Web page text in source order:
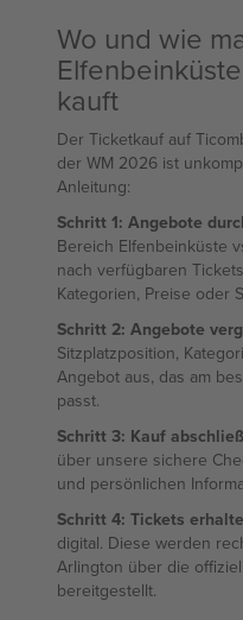
Wo und wie
kauft
Der Ticketkauf auf
der WM 2026 ist
Anleitung:
Schritt 1: Angebote
Bereich Elfenbeinküste
nach verfügbaren
Kategorien, Preise oder
Schritt 2: Angebote
Sitzplatzposition,
Angebot aus, das am
passt.
Schritt 3: Kauf
über unsere sichere
und persönlichen
Schritt 4: Tickets
digital. Diese werden
Arlington über die
bereitgestellt.